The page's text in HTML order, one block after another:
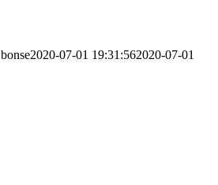
bonse2020-07-01 19:31:562020-07-01